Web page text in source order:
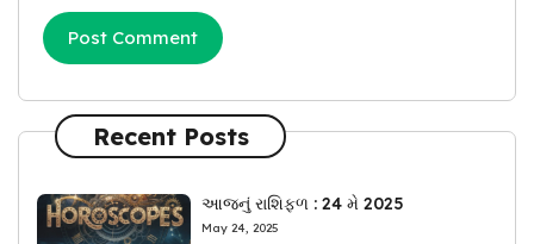
Recent Posts
આજનું રાશિફળ : 24 મે 2025
May 24, 2025